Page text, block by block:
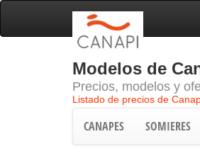
Modelos de
Precios, modelos y
Listado de precios de
CANAPES SOMIERES